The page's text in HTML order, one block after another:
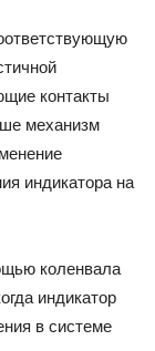
контакты
механизм
индикатора на
коленвала
индикатор
в системе